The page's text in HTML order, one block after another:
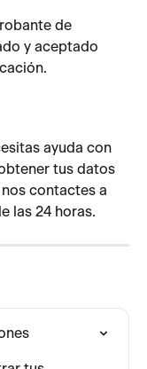
de
y aceptado
ayuda con
tus datos
contactes a
las 24 horas.